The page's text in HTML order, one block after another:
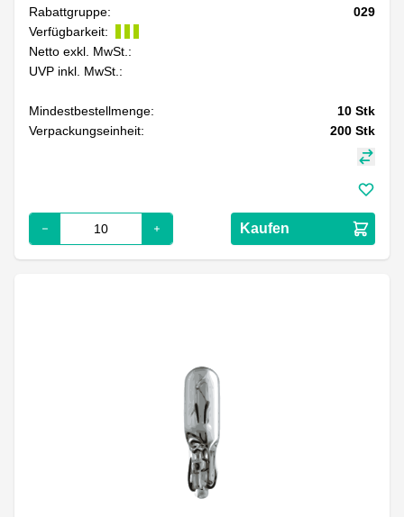
Rabattgruppe:
029
Verfügbarkeit:
Netto exkl. MwSt.:
UVP inkl. MwSt.:
Mindestbestellmenge: 10 Stk
Verpackungseinheit:
200 Stk
Kaufen